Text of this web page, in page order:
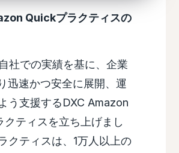
Quickプラクティスの
社での実績を基に、企業
迅速かつ安全に展開、運
う支援するDXC Amazon
クティスを立ち上げまし
クティスは、1万人以上の